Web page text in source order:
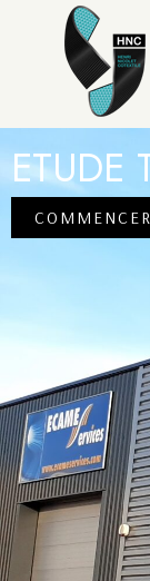
ETUDE